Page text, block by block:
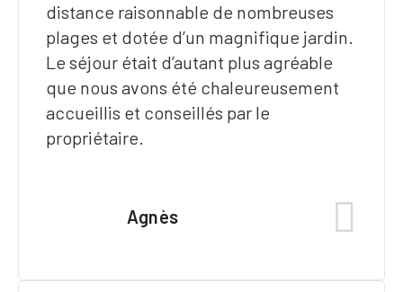
distance raisonnable de nombreuses
plages et dotée d’un magnifique jardin.
Le séjour était d’autant plus agréable
que nous avons été chaleureusement
accueillis et conseillés par le
propriétaire.
Agnès